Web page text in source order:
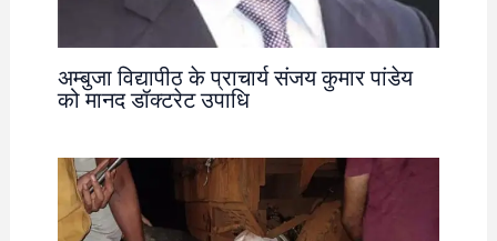
अम्बुजा विद्यापीठ के प्राचार्य संजय कुमार पांडेय
को मानद डॉक्टरेट उपाधि